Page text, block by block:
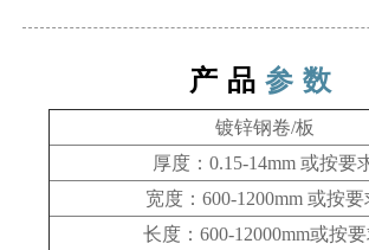
产品 参数
镀锌钢卷/板
厚度：0.15-14mm或按要
宽度：600-1200mm或按要
长度：600-12000mm或按